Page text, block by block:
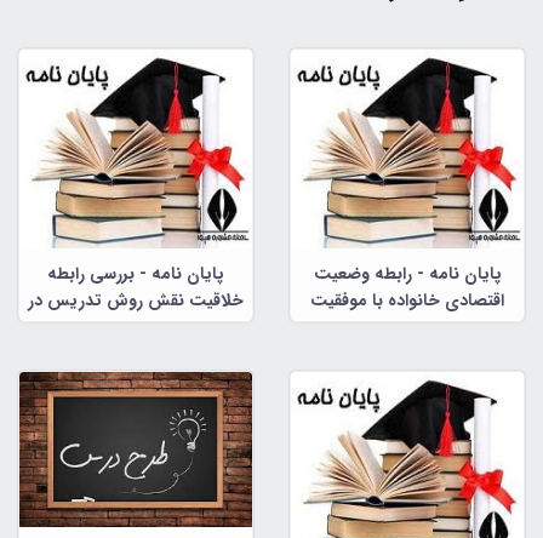
پایان نامه - رابطه وضعیت
اقتصادی خانواده با موفقیت
تحصیلی
پایان نامه - بررسی رابطه
خلاقیت نقش روش تدریس در
پرورش خلاقیت دانش آموزان